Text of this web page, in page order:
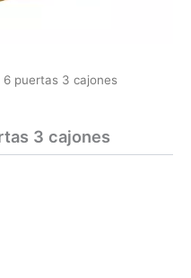
puertas 3 cajones
3 cajones